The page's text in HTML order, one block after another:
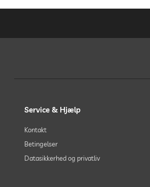
Service & Hjælp
Kontakt
Betingelser
Datasikkerhed og privatliv